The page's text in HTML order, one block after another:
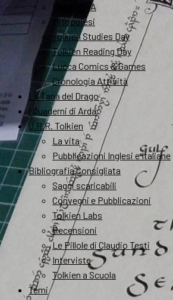
FantastikA
Mitopoiesi
Tolkien Studies Day
Tolkien Reading Day
Lucca Comics & Games
Cronologia Attività
La Tana del Drago
I Quaderni di Arda
J.R.R. Tolkien
La vita
Pubblicazioni Inglesi e Italiane
Bibliografia Consigliata
Saggi scaricabili
Convegni e Pubblicazioni
Tolkien Labs
Recensioni
Le Pillole di Claudio Testi
Interviste
Tolkien a Scuola
Temi